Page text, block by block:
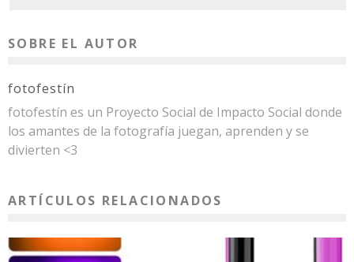
SOBRE EL AUTOR
fotofestín
fotofestín es un Proyecto Social de Impacto Social donde
los amantes de la fotografía juegan, aprenden y se
divierten <3
ARTÍCULOS RELACIONADOS